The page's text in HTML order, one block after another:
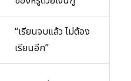
“เรียนจบแล้ว ไม่ต้อง
เรียนอีก”